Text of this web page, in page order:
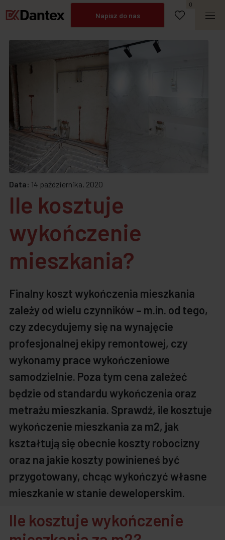
Napisz do nas
Zadzwoń
0
Data: 14 października, 2020
Ile kosztuje
wykończenie
mieszkania?
Finalny koszt wykończenia mieszkania
zależy od wielu czynników – m.in. od tego,
czy zdecydujemy się na wynajęcie
profesjonalnej ekipy remontowej, czy
wykonamy prace wykończeniowe
samodzielnie. Poza tym cena zależeć
będzie od standardu wykończenia oraz
metrażu mieszkania. Sprawdź, ile kosztuje
wykończenie mieszkania za m2, jak
kształtują się obecnie koszty robocizny
oraz na jakie koszty powinieneś być
przygotowany, chcąc wykończyć własne
mieszkanie w stanie deweloperskim.
Ile kosztuje wykończenie